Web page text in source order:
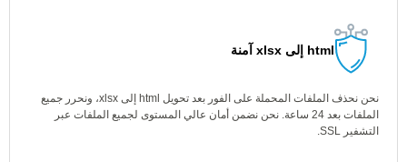
html إلى xlsx آمنة
نحن نحذف الملفات المحملة على الفور بعد تحويل html إلى xlsx، ونحرر جميع
الملفات بعد 24 ساعة. نحن نضمن أمان عالي المستوى لجميع الملفات عبر
التشفير SSL.